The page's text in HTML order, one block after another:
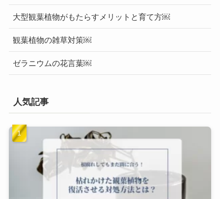
大型観葉植物がもたらすメリットと育て方￼
観葉植物の雑草対策￼
ゼラニウムの花言葉￼
人気記事